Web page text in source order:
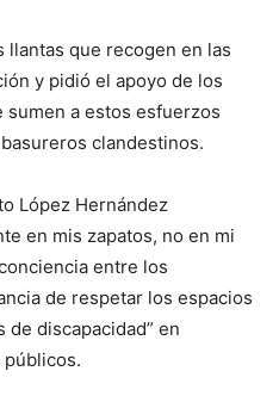
llantas que recogen en las
y pidió el apoyo de los
sumen a estos esfuerzos
clandestinos.
López Hernández
en mis zapatos, no en mi
entre los
de respetar los espacios
de discapacidad” en